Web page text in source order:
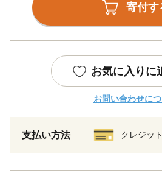
寄付す
お気に入りに
お問い合わせに
支払い方法 クレジッ